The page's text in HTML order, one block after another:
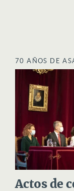
70 AÑOS DE
Actos de